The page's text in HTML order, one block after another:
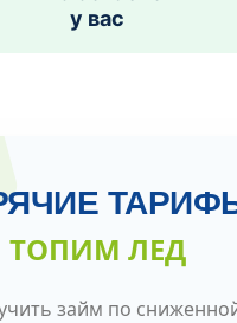
у вас
ТОПИМ ЛЕД
займ по